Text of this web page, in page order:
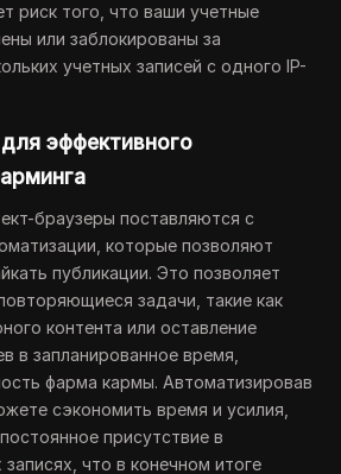
риск того, что ваши учетные
или заблокированы за
учетных записей с одного IP-
эффективного
браузеры поставляются с
которые позволяют
публикации. Это позволяет
задачи, такие как
контента или оставление
в запланированное время,
фарма кармы. Автоматизировав
сэкономить время и усилия,
присутствие в
записях, что в конечном итоге